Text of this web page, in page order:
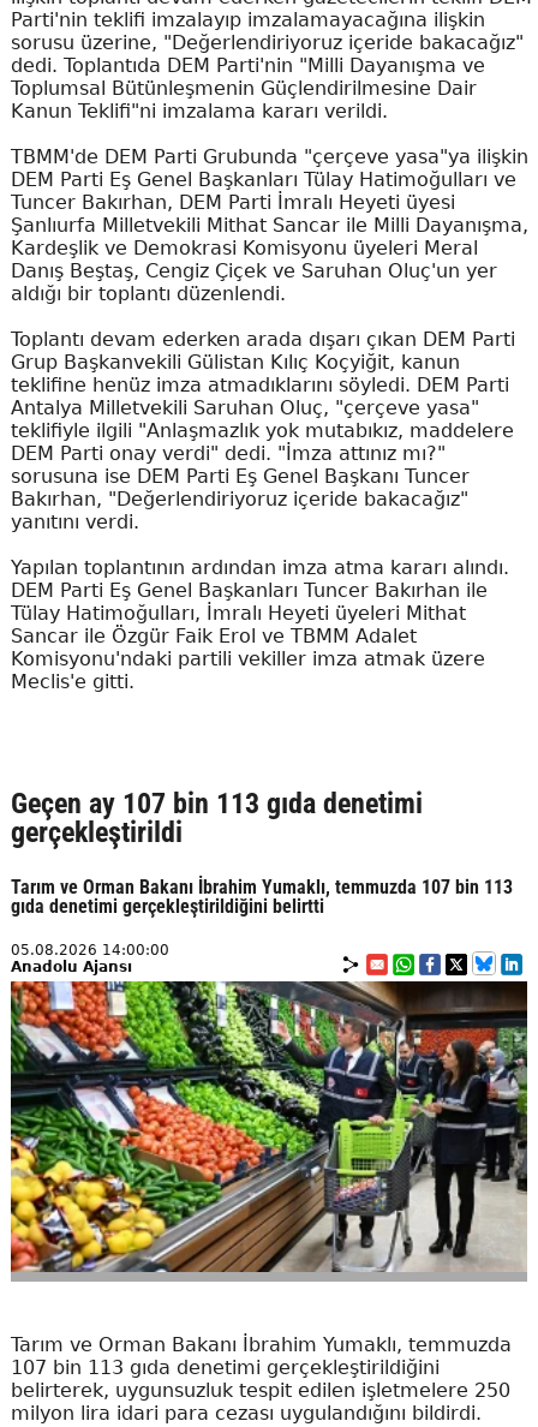
Parti'nin teklifi imzalayıp imzalamayacağına ilişkin
sorusu üzerine, "Değerlendiriyoruz içeride bakacağız"
dedi. Toplantıda DEM Parti'nin "Milli Dayanışma ve
Toplumsal Bütünleşmenin Güçlendirilmesine Dair
Kanun Teklifi"ni imzalama kararı verildi.
TBMM'de DEM Parti Grubunda "çerçeve yasa"ya ilişkin
DEM Parti Eş Genel Başkanları Tülay Hatimoğulları ve
Tuncer Bakırhan, DEM Parti İmralı Heyeti üyesi
Şanlıurfa Milletvekili Mithat Sancar ile Milli Dayanışma,
Kardeşlik ve Demokrasi Komisyonu üyeleri Meral
Danış Beştaş, Cengiz Çiçek ve Saruhan Oluç'un yer
aldığı bir toplantı düzenlendi.
Toplantı devam ederken arada dışarı çıkan DEM Parti
Grup Başkanvekili Gülistan Kılıç Koçyiğit, kanun
teklifine henüz imza atmadıklarını söyledi. DEM Parti
Antalya Milletvekili Saruhan Oluç, "çerçeve yasa"
teklifiyle ilgili "Anlaşmazlık yok mutabıkız, maddelere
DEM Parti onay verdi" dedi. "İmza attınız mı?"
sorusuna ise DEM Parti Eş Genel Başkanı Tuncer
Bakırhan, "Değerlendiriyoruz içeride bakacağız"
yanıtını verdi.
Yapılan toplantının ardından imza atma kararı alındı.
DEM Parti Eş Genel Başkanları Tuncer Bakırhan ile
Tülay Hatimoğulları, İmralı Heyeti üyeleri Mithat
Sancar ile Özgür Faik Erol ve TBMM Adalet
Komisyonu'ndaki partili vekiller imza atmak üzere
Meclis'e gitti.
Geçen ay 107 bin 113 gıda denetimi
gerçekleştirildi
Tarım ve Orman Bakanı İbrahim Yumaklı, temmuzda 107 bin 113
gıda denetimi gerçekleştirildiğini belirtti
05.08.2026 14:00:00
Anadolu Ajansı
Tarım ve Orman Bakanı İbrahim Yumaklı, temmuzda
107 bin 113 gıda denetimi gerçekleştirildiğini
belirterek, uygunsuzluk tespit edilen işletmelere 250
milyon lira idari para cezası uygulandığını bildirdi.